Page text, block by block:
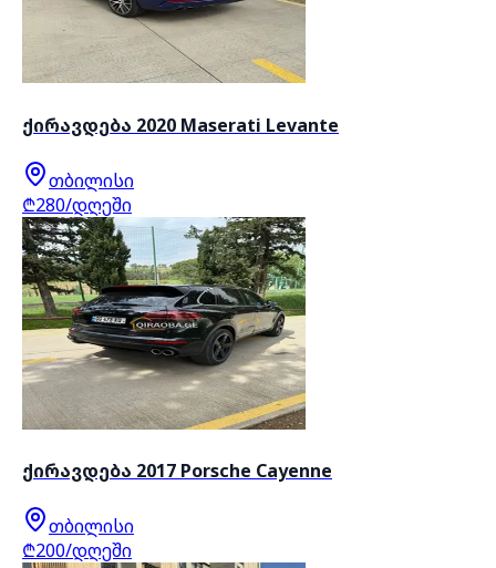
ქირავდება 2020 Maserati Levante
თბილისი
₾280/დღეში
ქირავდება 2017 Porsche Cayenne
თბილისი
₾200/დღეში